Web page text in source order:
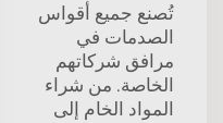
تُصنع جميع أقواس
الصدمات في
مرافق شركاتهم
الخاصة. من شراء
المواد الخام إلى